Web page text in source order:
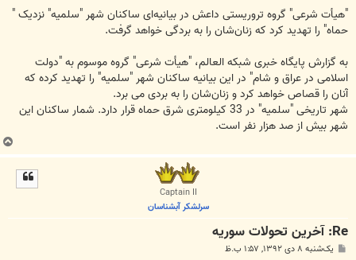
"هیأت شرعی" گروه تروریستی داعش در بیانیه‌ای ساکنان شهر "سلمیه" نزدیک "
حماه" را تهدید کرد که زنان‌شان را به بردگی خواهد گرفت.
به گزارش پایگاه خبری شبکه العالم، "هیأت شرعی" گروه موسوم به "دولت
اسلامی در عراق و شام" در این بیانیه ساکنان شهر "سلمیه" را تهدید کرده که
آنان را قصاص خواهد کرد و زنان‌شان را به بردی می برد.
شهر تاریخی "سلمیه" در 33 کیلومتری شرق حماه قرار دارد. شمار ساکنان این
شهر بیش از صد هزار نفر است.
ب
ا
Captain II
سرلشکر آبشناسان
Re: آخرين تحولات سوريه
پ یک‌شنبه ۸ دی ۱۳۹۲, ۱:۵۷ ب.ظ